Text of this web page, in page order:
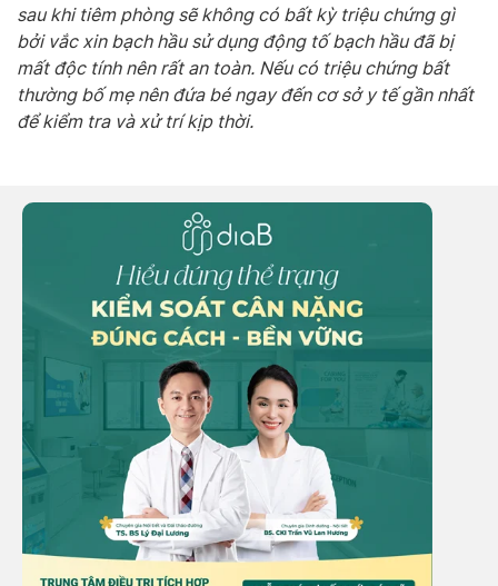
sau khi tiêm phòng sẽ không có bất kỳ triệu chứng gì
bởi vắc xin bạch hầu sử dụng động tố bạch hầu đã bị
mất độc tính nên rất an toàn. Nếu có triệu chứng bất
thường bố mẹ nên đứa bé ngay đến cơ sở y tế gần nhất
để kiểm tra và xử trí kịp thời.